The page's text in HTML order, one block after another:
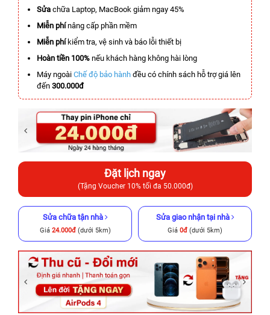
Sửa chữa Laptop, MacBook giảm ngay 45%
Miễn phínâng cấp phần mềm
Miễn phíkiểm tra, vệ sinh và báo lỗi thiết bị
Hoàn tiền 100% nếu khách hàng không hài lòng
Máy ngoài Chế độ bảo hành đều có chính sách hỗ trợ giá lên
đến 300.000đ
Đặt lịch ngay
(Tặng Voucher 10% tối đa 50.000đ)
Sửa chữa tận nhà
Giá 24.000đ(dưới 5km)
Sửa giao nhận tại nhà
Giá 0đ (dưới 5km)